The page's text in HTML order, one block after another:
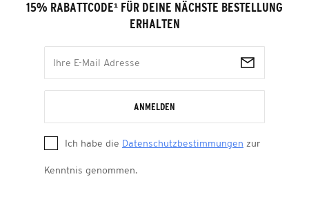
15% RABATTCODE¹ FÜR DEINE NÄCHSTE BESTELLUNG
ERHALTEN
ANMELDEN
Ich habe die Datenschutzbestimmungen zur
Kenntnis genommen.